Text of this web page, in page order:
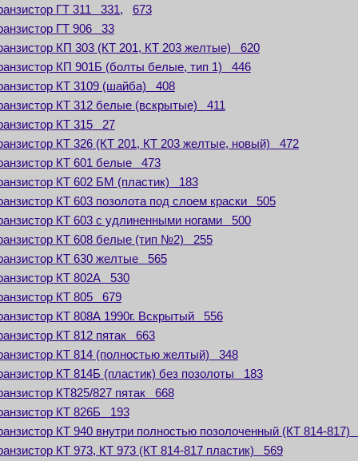
ГТ 311 331,
673
ГТ 906 33
КП 303 (КТ 201, КТ 203 желтые) 620
КП 901Б (болты белые, тип 1) 446
КТ 3109 (шайба) 408
КТ 312 белые (вскрытые) 411
КТ 315 27
КТ 326 (КТ 201, КТ 203 желтые, новый) 472
КТ 601 белые 473
КТ 602 БМ (пластик) 183
КТ 603 позолота под слоем краски 505
КТ 603 с удлиненными ногами 500
КТ 608 белые (тип №2) 255
КТ 630 желтые 565
КТ 802А 530
КТ 805 679
КТ 808А 1990г. Вскрытый 556
КТ 812 пятак 663
КТ 814 (полностью желтый) 348
КТ 814Б (пластик) без позолоты 183
КТ825/827 пятак 668
КТ 826Б 193
КТ 940 внутри полностью позолоченный (КТ 814-
КТ 973, КТ 973 (КТ 814-817 пластик) 569